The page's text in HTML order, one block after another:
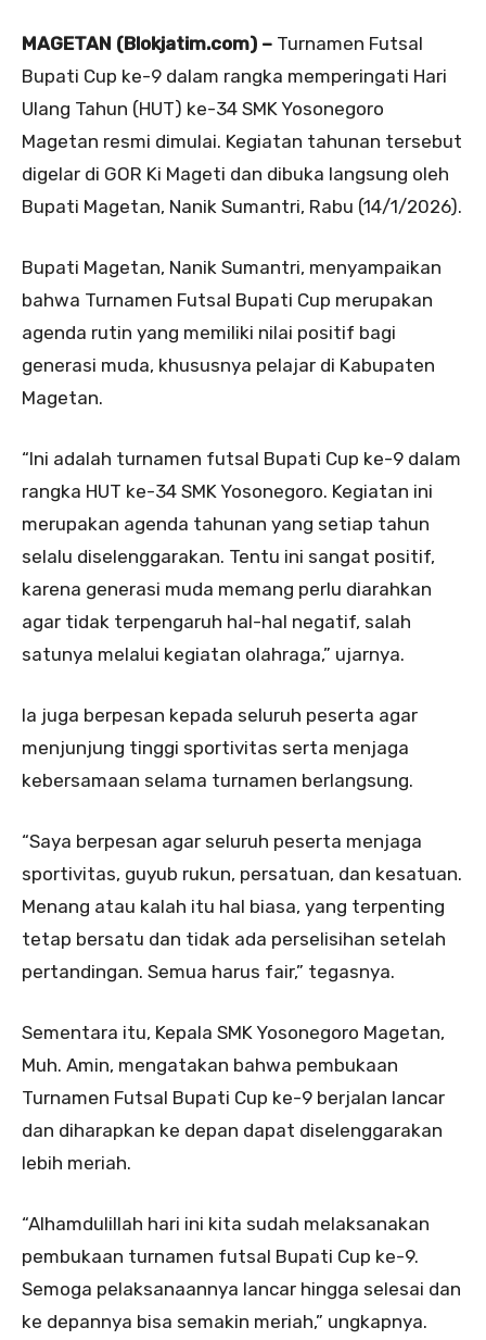
MAGETAN (Blokjatim.com) – Turnamen Futsal
Bupati Cup ke-9 dalam rangka memperingati Hari
Ulang Tahun (HUT) ke-34 SMK Yosonegoro
Magetan resmi dimulai. Kegiatan tahunan tersebut
digelar di GOR Ki Mageti dan dibuka langsung oleh
Bupati Magetan, Nanik Sumantri, Rabu (14/1/2026).
Bupati Magetan, Nanik Sumantri, menyampaikan
bahwa Turnamen Futsal Bupati Cup merupakan
agenda rutin yang memiliki nilai positif bagi
generasi muda, khususnya pelajar di Kabupaten
Magetan.
“Ini adalah turnamen futsal Bupati Cup ke-9 dalam
rangka HUT ke-34 SMK Yosonegoro. Kegiatan ini
merupakan agenda tahunan yang setiap tahun
selalu diselenggarakan. Tentu ini sangat positif,
karena generasi muda memang perlu diarahkan
agar tidak terpengaruh hal-hal negatif, salah
satunya melalui kegiatan olahraga,” ujarnya.
Ia juga berpesan kepada seluruh peserta agar
menjunjung tinggi sportivitas serta menjaga
kebersamaan selama turnamen berlangsung.
“Saya berpesan agar seluruh peserta menjaga
sportivitas, guyub rukun, persatuan, dan kesatuan.
Menang atau kalah itu hal biasa, yang terpenting
tetap bersatu dan tidak ada perselisihan setelah
pertandingan. Semua harus fair,” tegasnya.
Sementara itu, Kepala SMK Yosonegoro Magetan,
Muh. Amin, mengatakan bahwa pembukaan
Turnamen Futsal Bupati Cup ke-9 berjalan lancar
dan diharapkan ke depan dapat diselenggarakan
lebih meriah.
“Alhamdulillah hari ini kita sudah melaksanakan
pembukaan turnamen futsal Bupati Cup ke-9.
Semoga pelaksanaannya lancar hingga selesai dan
ke depannya bisa semakin meriah,” ungkapnya.